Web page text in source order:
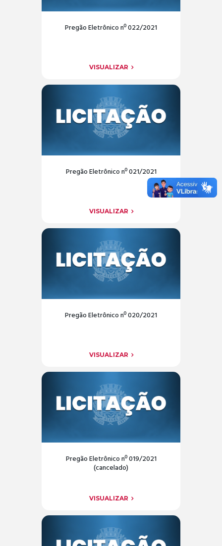
Pregão Eletrônico nº 022/2021
VISUALIZAR
Pregão Eletrônico nº 021/2021
VISUALIZAR
Pregão Eletrônico nº 020/2021
VISUALIZAR
Pregão Eletrônico nº 019/2021
(cancelado)
VISUALIZAR